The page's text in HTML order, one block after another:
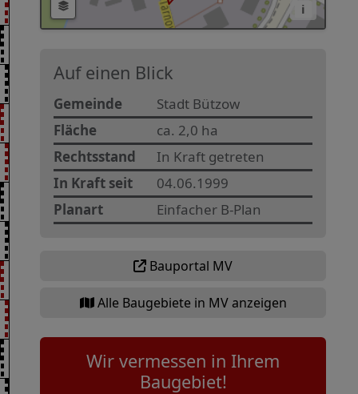
i
Auf einen Blick
Gemeinde
Stadt Bützow
Fläche
ca. 2,0 ha
Rechtsstand
In Kraft getreten
In Kraft seit
04.06.1999
Planart
Einfacher B-Plan
Bauportal MV
Alle Baugebiete in MV anzeigen
Wir vermessen in Ihrem
Baugebiet!